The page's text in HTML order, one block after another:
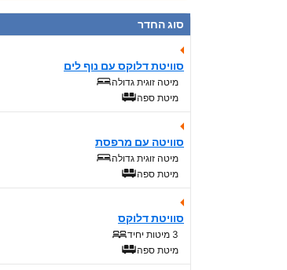
סוג החדר
סוויטת דלוקס עם נוף לים
מיטה זוגית גדולה
מיטת ספה
סוויטה עם מרפסת
מיטה זוגית גדולה
מיטת ספה
סוויטת דלוקס
3 מיטות יחיד
מיטת ספה